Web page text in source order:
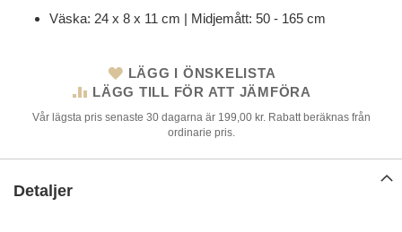
Väska: 24 x 8 x 11 cm | Midjemått: 50 - 165 cm
LÄGG I ÖNSKELISTA
LÄGG TILL FÖR ATT JÄMFÖRA
Vår lägsta pris senaste 30 dagarna är 199,00 kr. Rabatt beräknas från
ordinarie pris.
Detaljer